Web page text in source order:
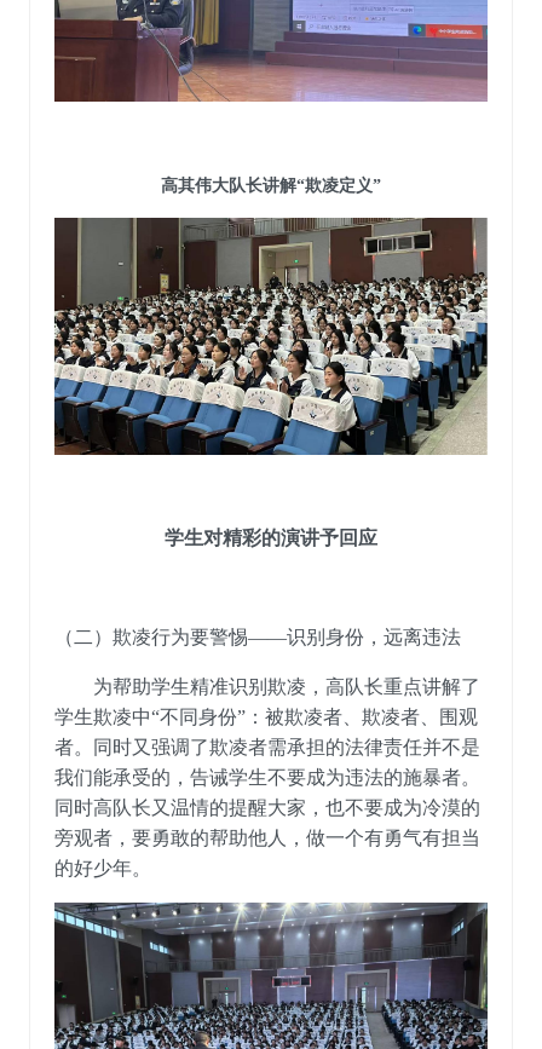
高其伟大队长讲解“欺凌定义”
学生对精彩的演讲予回应
（二）欺凌行为要警惕——识别 身份 ， 远离违法
为帮助学生精准识别欺凌，高队长重点讲解了
学生欺凌中“不同身份”： 被欺凌者、欺凌者、围观
者。同时又强调了欺凌者需承担的法律责任并不是
我们能承受的，告诫学生不要成为违法的施暴者。
同时高队长又温情的提醒大家，也不要成为冷漠的
旁观者，要勇敢的帮助他人，做一个有勇气有担当
的好少年。